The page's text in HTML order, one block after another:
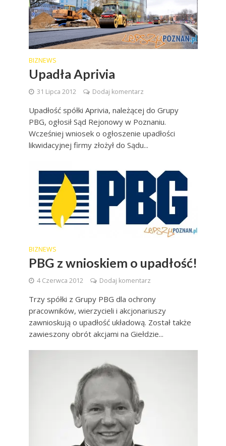
BIZNEWS
Upadła Aprivia
31 Lipca 2012 Dodaj komentarz
Upadłość spółki Aprivia, należącej do Grupy
PBG, ogłosił Sąd Rejonowy w Poznaniu.
Wcześniej wniosek o ogłoszenie upadłości
likwidacyjnej firmy złożył do Sądu...
BIZNEWS
PBG z wnioskiem o upadłość!
4 Czerwca 2012 Dodaj komentarz
Trzy spółki z Grupy PBG dla ochrony
pracowników, wierzycieli i akcjonariuszy
zawnioskują o upadłość układową. Został także
zawieszony obrót akcjami na Giełdzie...